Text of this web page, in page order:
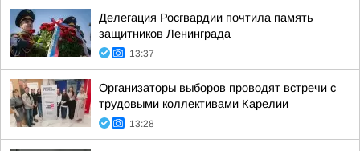
Делегация Росгвардии почтила память
защитников Ленинграда
13:37
Организаторы выборов проводят встречи с
трудовыми коллективами Карелии
13:28